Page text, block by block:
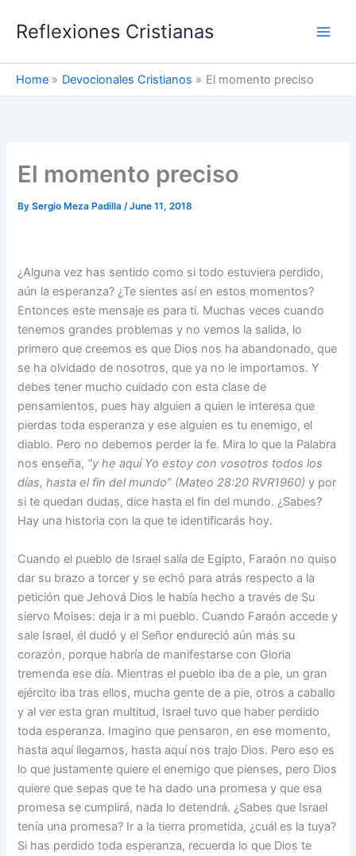
Reflexiones Cristianas
Home Devocionales Cristianos El momento preciso
El momento preciso
BySergio Meza Padilla/June 11, 2018
¿Alguna vez has sentido como si todo estuviera perdido,
aún la esperanza? ¿Te sientes así en estos momentos?
Entonces este mensaje es para ti. Muchas veces cuando
tenemos grandes problemas y no vemos la salida, lo
primero que creemos es que Dios nos ha abandonado, que
se ha olvidado de nosotros, que ya no le importamos. Y
debes tener mucho cuidado con esta clase de
pensamientos, pues hay alguien a quien le interesa que
pierdas toda esperanza y ese alguien es tu enemigo, el
diablo. Pero no debemos perder la fe. Mira lo que la Palabra
nos enseña, “y he aquí Yo estoy con vosotros todos los
días, hasta el fin del mundo” (Mateo 28:20 RVR1960) y por
si te quedan dudas, dice hasta el fin del mundo. ¿Sabes?
Hay una historia con la que te identificarás hoy.
Cuando el pueblo de Israel salía de Egipto, Faraón no quiso
dar su brazo a torcer y se echó para atrás respecto a la
petición que Jehová Dios le había hecho a través de Su
siervo Moises: deja ir a mi pueblo. Cuando Faraón accede y
sale Israel, él dudó y el Señor endureció aún más su
corazón, porque habría de manifestarse con Gloria
tremenda ese día. Mientras el pueblo iba de a pie, un gran
ejército iba tras ellos, mucha gente de a pie, otros a caballo
y al ver esta gran multitud, Israel tuvo que haber perdido
toda esperanza. Imagino que pensaron, en ese momento,
hasta aquí llegamos, hasta aquí nos trajo Dios. Pero eso es
lo que justamente quiere el enemigo que pienses, pero Dios
quiere que sepas que te ha dado una promesa y que esa
promesa se cumplirá, nada lo detendrá. ¿Sabes que Israel
tenía una promesa? Ir a la tierra prometida, ¿cuál es la tuya?
Si has perdido toda esperanza, recuerda lo que Dios te